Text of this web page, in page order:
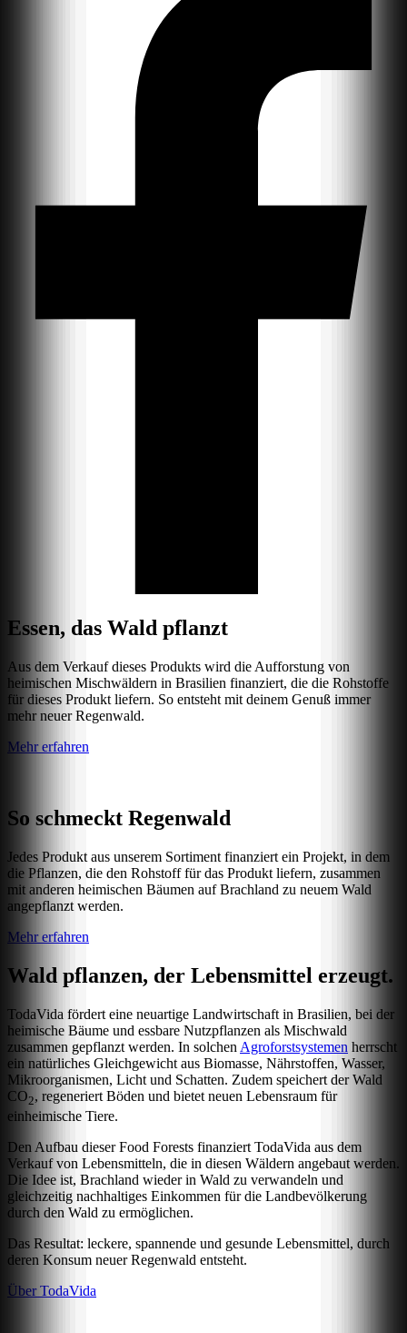
Essen, das Wald pflanzt
Aus dem Verkauf dieses Produkts wird die Aufforstung von
heimischen Mischwäldern in Brasilien finanziert, die die Rohstoffe
für dieses Produkt liefern. So entsteht mit deinem Genuß immer
mehr neuer Regenwald.
Mehr erfahren
So schmeckt Regenwald
Jedes Produkt aus unserem Sortiment finanziert ein Projekt, in dem
die Pflanzen, die den Rohstoff für das Produkt liefern, zusammen
mit anderen heimischen Bäumen auf Brachland zu neuem Wald
angepflanzt werden.
Mehr erfahren
Wald pflanzen, der Lebensmittel erzeugt.
TodaVida fördert eine neuartige Landwirtschaft in Brasilien, bei der
heimische Bäume und essbare Nutzpflanzen als Mischwald
zusammen gepflanzt werden. In solchen Agroforstsystemen herrscht
ein natürliches Gleichgewicht aus Biomasse, Nährstoffen, Wasser,
Mikroorganismen, Licht und Schatten. Zudem speichert der Wald
CO2, regeneriert Böden und bietet neuen Lebensraum für
einheimische Tiere.
Den Aufbau dieser Food Forests finanziert TodaVida aus dem
Verkauf von Lebensmitteln, die in diesen Wäldern angebaut werden.
Die Idee ist, Brachland wieder in Wald zu verwandeln und
gleichzeitig nachhaltiges Einkommen für die Landbevölkerung
durch den Wald zu ermöglichen.
Das Resultat: leckere, spannende und gesunde Lebensmittel, durch
deren Konsum neuer Regenwald entsteht.
Über TodaVida